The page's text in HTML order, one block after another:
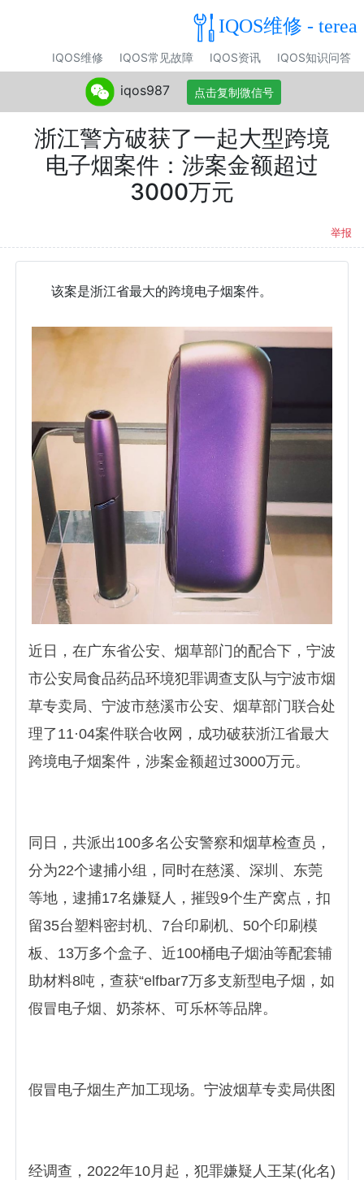
IQOS维修 - terea
IQOS维修 IQOS常见故障 IQOS资讯 IQOS知识问答
浙江警方破获了一起大型跨境
电子烟案件：涉案金额超过
3000万元
举报
该案是浙江省最大的跨境电子烟案件。
近日，在广东省公安、烟草部门的配合下，宁波
市公安局食品药品环境犯罪调查支队与宁波市烟
草专卖局、宁波市慈溪市公安、烟草部门联合处
理了11·04案件联合收网，成功破获浙江省最大
跨境电子烟案件，涉案金额超过3000万元。
同日，共派出100多名公安警察和烟草检查员，
分为22个逮捕小组，同时在慈溪、深圳、东莞
等地，逮捕17名嫌疑人，摧毁9个生产窝点，扣
留35台塑料密封机、7台印刷机、50个印刷模
板、13万多个盒子、近100桶电子烟油等配套辅
助材料8吨，查获“elfbar7万多支新型电子烟，如
假冒电子烟、奶茶杯、可乐杯等品牌。
假冒电子烟生产加工现场。宁波烟草专卖局供图
经调查，2022年10月起，犯罪嫌疑人王某(化名)
iqos987 点击复制微信号